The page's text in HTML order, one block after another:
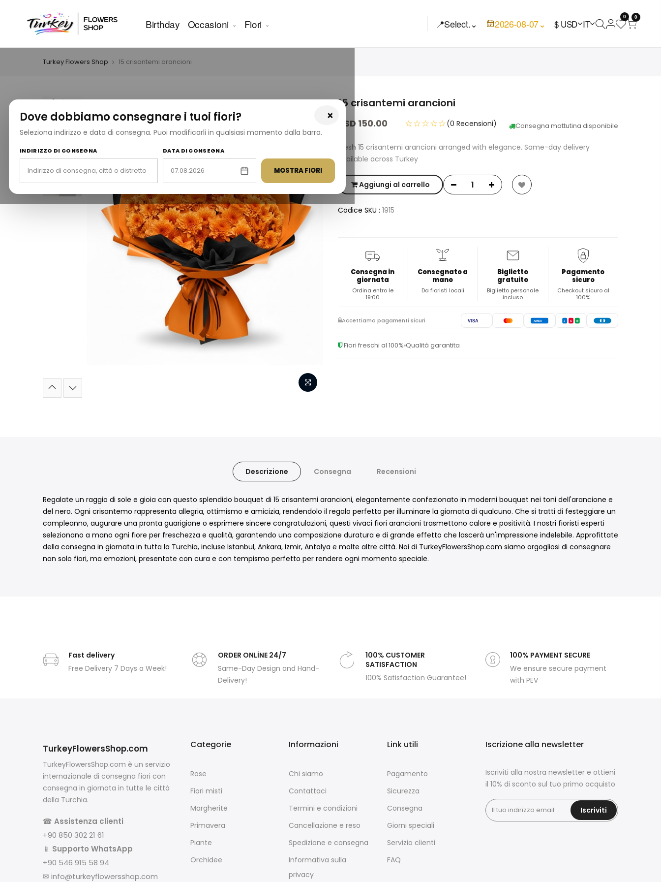
Birthday Occasioni Fiori 📍Select.⌄ 2026-08-07⌄ $ USD IT
0 0
×
Dove dobbiamo consegnare i tuoi fiori?
Seleziona indirizzo e data di consegna. Puoi modificarli in qualsiasi momento dalla barra.
INDIRIZZO DI CONSEGNA DATA DI CONSEGNA
MOSTRA FIORI
Turkey Flowers Shop 15 crisantemi arancioni
15 crisantemi arancioni
USD 150.00 Consegna mattutina disponibile
☆☆☆☆☆(0 Recensioni)
Fresh 15 crisantemi arancioni arranged with elegance. Same-day delivery
available across Turkey
Aggiungi al carrello
Codice SKU : 1915
Consegna in
giornata
Ordina entro le
19:00
Consegnato a
mano
Da fioristi locali
Biglietto
gratuito
Biglietto personale
incluso
Pagamento
sicuro
Checkout sicuro al
100%
Accettiamo pagamenti sicuri VISA AMEX J C B
Fiori freschi al 100% Qualità garantita
Descrizione Consegna Recensioni
Regalate un raggio di sole e gioia con questo splendido bouquet di 15 crisantemi arancioni, elegantemente confezionato in moderni bouquet nei toni dell'arancione e
del nero. Ogni crisantemo rappresenta allegria, ottimismo e amicizia, rendendolo il regalo perfetto per illuminare la giornata di qualcuno. Che si tratti di festeggiare un
compleanno, augurare una pronta guarigione o esprimere sincere congratulazioni, questi vivaci fiori arancioni trasmettono calore e positività. I nostri fioristi esperti
selezionano a mano ogni fiore per freschezza e qualità, garantendo una composizione duratura e di grande effetto che lascerà un'impressione indelebile. Approfittate
della consegna in giornata in tutta la Turchia, incluse Istanbul, Ankara, Izmir, Antalya e molte altre città. Noi di TurkeyFlowersShop.com siamo orgogliosi di consegnare
non solo fiori, ma emozioni, presentate con cura e con tempismo perfetto per rendere ogni momento speciale.
Fast delivery
Free Delivery 7 Days a Week!
ORDER ONLİNE 24/7
Same-Day Design and Hand-
Delivery!
100% CUSTOMER
SATISFACTION
100% Satisfaction Guarantee!
100% PAYMENT SECURE
We ensure secure payment
with PEV
TurkeyFlowersShop.com
TurkeyFlowersShop.com è un servizio
internazionale di consegna fiori con
consegna in giornata in tutte le città
della Turchia.
☎ Assistenza clienti
+90 850 302 21 61
📱 Supporto WhatsApp
+90 546 915 58 94
✉ info@turkeyflowersshop.com
Categorie
Rose
Fiori misti
Margherite
Primavera
Piante
Orchidee
Informazioni
Chi siamo
Contattaci
Termini e condizioni
Cancellazione e reso
Spedizione e consegna
Informativa sulla
privacy
Link utili
Pagamento
Sicurezza
Consegna
Giorni speciali
Servizio clienti
FAQ
Iscrizione alla newsletter
Iscriviti alla nostra newsletter e ottieni
il 10% di sconto sul tuo primo acquisto
Iscriviti